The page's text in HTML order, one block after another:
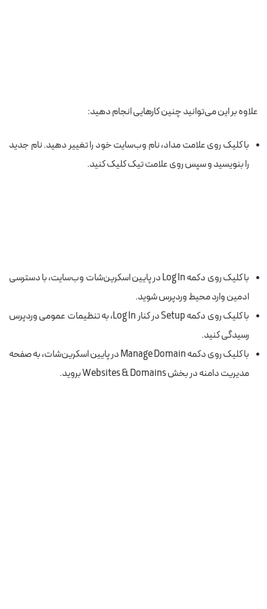
علاوه بر این می‌توانید چنین کارهایی انجام دهید:
با کلیک روی علامت مداد، نام وب‌سایت خود را تغییر دهید. نام جدید
را بنویسید و سپس روی علامت تیک کلیک کنید.
با کلیک روی دکمه Log In در پایین اسکرین‌شات وب‌سایت، با دسترسی
ادمین وارد محیط وردپرس شوید.
با کلیک روی دکمه Setup در کنار Log In، به تنظیمات عمومی وردپرس
رسیدگی کنید.
با کلیک روی دکمه Manage Domain در پایین اسکرین‌شات، به صفحه
مدیریت دامنه در بخش Websites & Domains بروید.